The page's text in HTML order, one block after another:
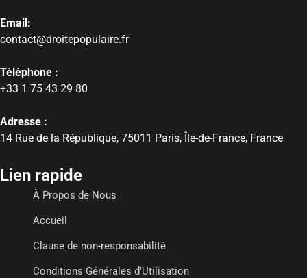
Email:
contact@droitepopulaire.fr
Téléphone :
+33 1 75 43 29 80
Adresse :
14 Rue de la République, 75011 Paris, Île-de-France, France
Lien rapide
À Propos de Nous
Accueil
Clause de non-responsabilité
Conditions Générales d’Utilisation